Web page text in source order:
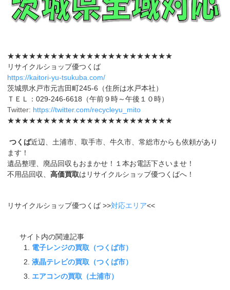
★★★★★★★★★★★★★★★★★★★★★★★
リサイクルショップ優つくば
https://kaitori-yu-tsukuba.com/
茨城県水戸市元吉田町245-6（住所は水戸本社）
ＴＥＬ：029-246-6618（午前９時～午後１０時）
Twitter: https://twitter.com/recycleyu_mito
★★★★★★★★★★★★★★★★★★★★★★★
つくば近辺、土浦市、取手市、牛久市、常総市からも依頼があり
ます！
遺品整理、廃品回収もおまかせ！１本お電話下さいませ！
不用品回収、高価買取はリサイクルショップ優つくばへ！
リサイクルショップ優つくば >>対応エリア<<
サイト内の関連記事
電子レンジの買取（つくば市）
液晶テレビの買取（つくば市）
エアコンの買取（土浦市）